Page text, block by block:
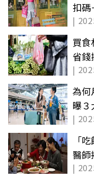
扣碼
|
買
省錢
便宜
|
為何
曝３
|
「
醫師
百萬
|